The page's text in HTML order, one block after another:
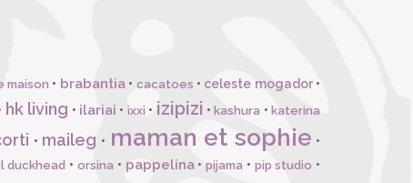
maison • brabantia• cacatoes • celeste mogador•
hk living • ilariai • ixxi • izipizi •kashura •katerina
• maileg • maman et sophie •
duckhead • orsina • pappelina•pijama • pip studio •